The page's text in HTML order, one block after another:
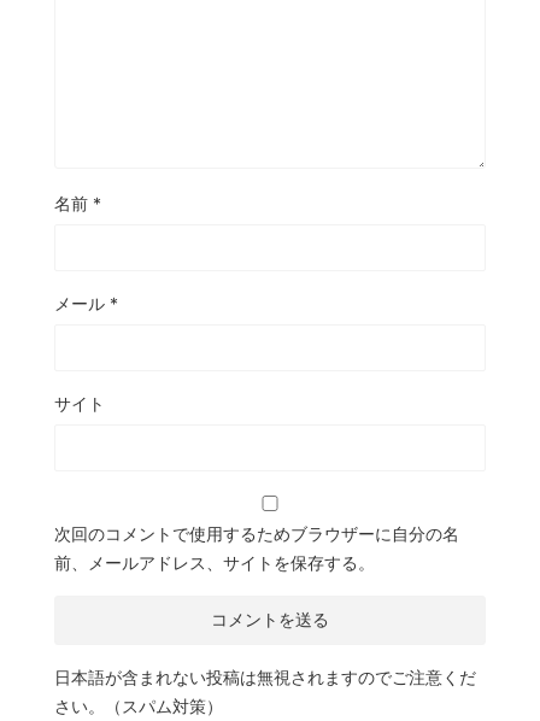
名前 *
メール *
サイト
次回のコメントで使用するためブラウザーに自分の名
前、メールアドレス、サイトを保存する。
日本語が含まれない投稿は無視されますのでご注意くだ
さい。（スパム対策）